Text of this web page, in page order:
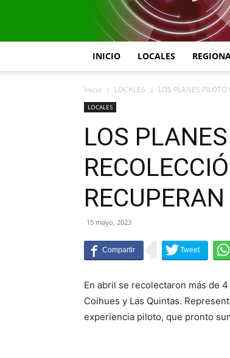
INICIO LOCALES
Inicio LOCALES LOS PLANES
LOCALES
LOS
15 mayo, 2023
En abril se recolectaron más de
Coihues y Las Quintas.
experiencia piloto, que pronto